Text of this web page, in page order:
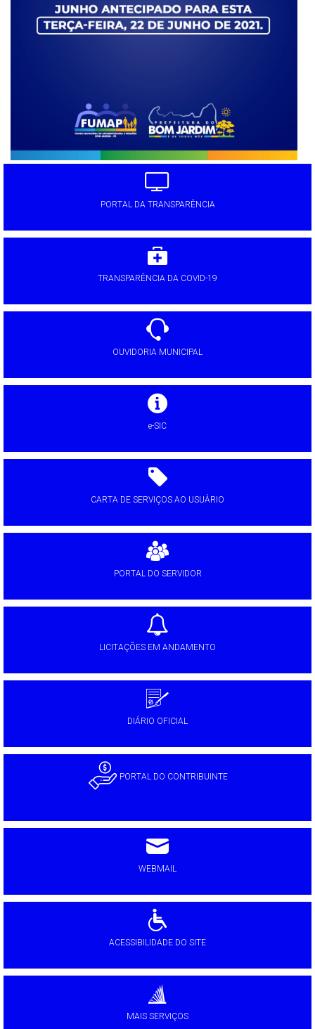
PORTAL DA TRANSPARÊNCIA
TRANSPARÊNCIA DA COVID-19
OUVIDORIA MUNICIPAL
e-SIC
CARTA DE SERVIÇOS AO USUÁRIO
PORTAL DO SERVIDOR
LICITAÇÕES EM ANDAMENTO
DIÁRIO OFICIAL
PORTAL DO CONTRIBUINTE
WEBMAIL
ACESSIBILIDADE DO SITE
MAIS SERVIÇOS